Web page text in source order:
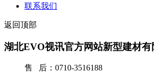
联系我们
返回顶部
湖北EVO视讯官方网站新型建材有
售 后：0710-3516188